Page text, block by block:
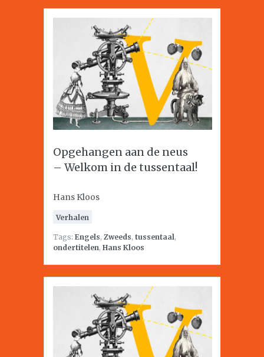
Opgehangen aan de neus
– Welkom in de tussentaal!
Hans Kloos
Verhalen
Tags: Engels, Zweeds, tussentaal,
ondertitelen, Hans Kloos